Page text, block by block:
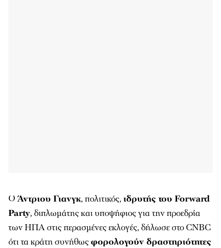
Ο Άντριου Γιανγκ, πολιτικός, ιδρυτής του Forward
Party, διπλωμάτης και υποψήφιος για την προεδρία
των ΗΠΑ στις περασμένες εκλογές, δήλωσε στο CNBC
ότι τα κράτη συνήθωςφορολογούν δραστηριότητες